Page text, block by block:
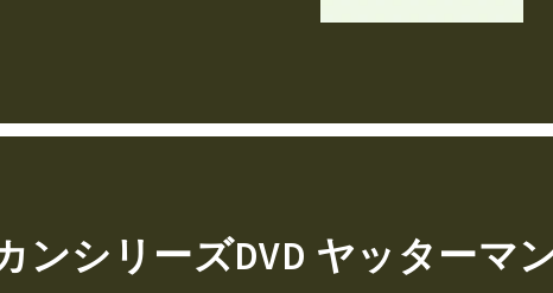
ンシリーズDVD ヤッターマ